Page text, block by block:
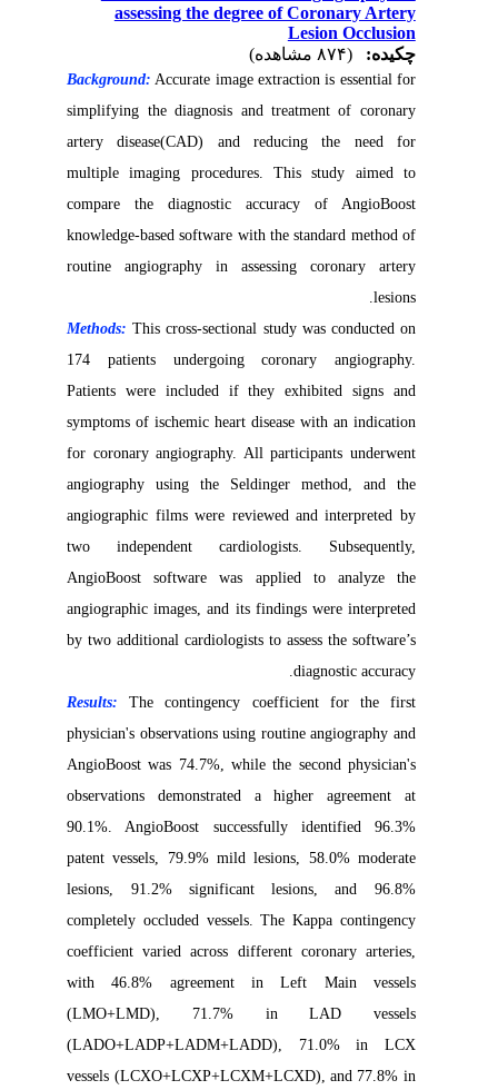
assessing the degree of Coronary Artery
Lesion Occlusion
چکیده:
Background:Accurate image extraction is essential for
simplifying the diagnosis and treatment of coronary
artery disease(CAD) and reducing the need for
multiple imaging procedures. This study aimed to
compare the diagnostic accuracy of AngioBoost
knowledge-based software with the standard method of
routine angiography in assessing coronary artery
lesions.
Methods:This cross-sectional study was conducted on
174 patients undergoing coronary angiography.
Patients were included if they exhibited signs and
symptoms of ischemic heart disease with an indication
for coronary angiography. All participants underwent
angiography using the Seldinger method, and the
angiographic films were reviewed and interpreted by
two independent cardiologists. Subsequently,
AngioBoost software was applied to analyze the
angiographic images, and its findings were interpreted
by two additional cardiologists to assess the software’s
diagnostic accuracy.
Results:The contingency coefficient for the first
physician's observations using routine angiography and
AngioBoost was 74.7%, while the second physician's
observations demonstrated a higher agreement at
90.1%. AngioBoost successfully identified 96.3%
patent vessels, 79.9% mild lesions, 58.0% moderate
lesions, 91.2% significant lesions, and 96.8%
completely occluded vessels. The Kappa contingency
coefficient varied across different coronary arteries,
with 46.8% agreement in Left Main vessels
(LMO+LMD), 71.7% in LAD vessels
(LADO+LADP+LADM+LADD), 71.0% in LCX
vessels (LCXO+LCXP+LCXM+LCXD), and 77.8% in